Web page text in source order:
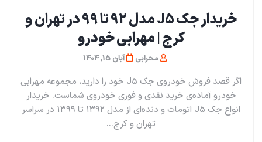
خریدار جک J5 مدل ۹۲ تا ۹۹ در تهران و
کرج | مهرابی خودرو
محرابی آبان 15, 1404
اگر قصد فروش خودروی جک J5 خود را دارید، مجموعه مهرابی
خودرو آماده‌ی خرید نقدی و فوری خودروی شماست. خریدار
انواع جک J5 اتومات و دنده‌ای از مدل ۱۳۹۲ تا ۱۳۹۹ در سراسر
تهران و کرج...